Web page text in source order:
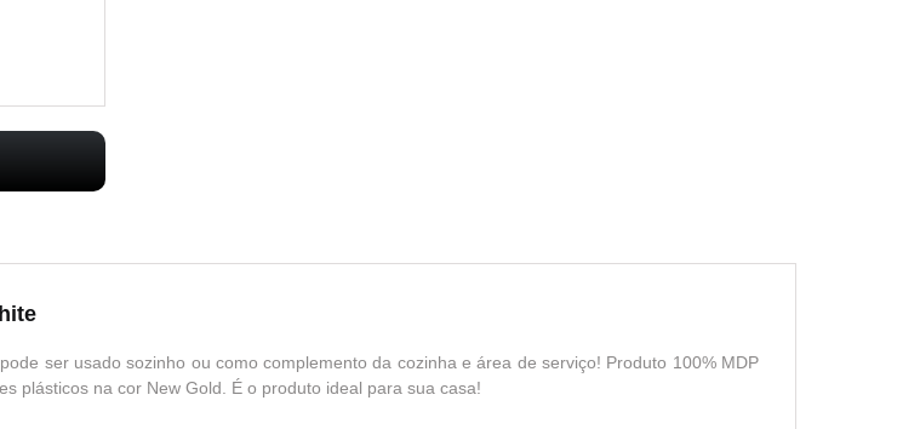
ser usado sozinho ou como complemento da cozinha e área de serviço! Produto 100% MDP
plásticos na cor New Gold. É o produto ideal para sua casa!